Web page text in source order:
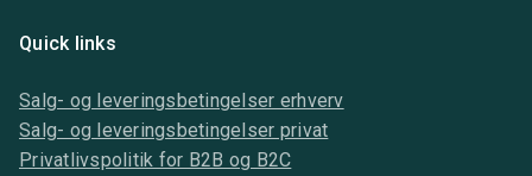
Quick links
Salg- og leveringsbetingelser erhverv
Salg- og leveringsbetingelser privat
Privatlivspolitik for B2B og B2C